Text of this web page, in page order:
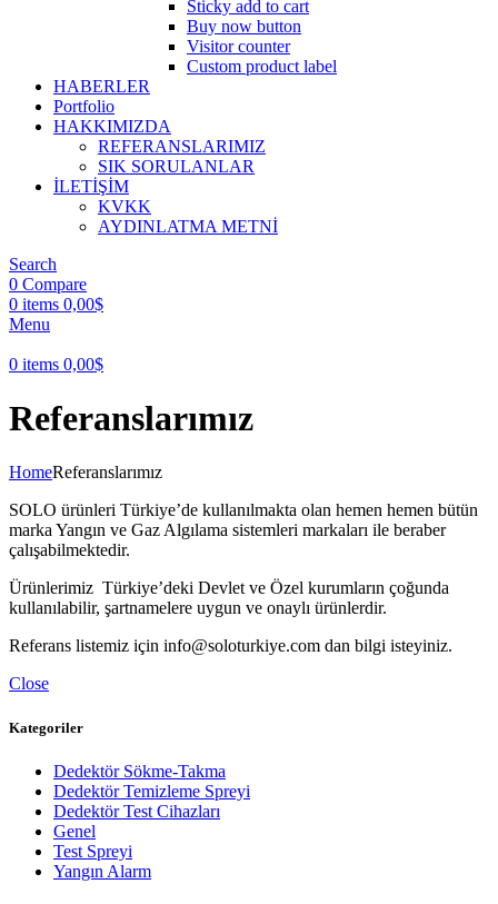
Sticky add to cart
Buy now button
Visitor counter
Custom product label
HABERLER
Portfolio
HAKKIMIZDA
REFERANSLARIMIZ
SIK SORULANLAR
İLETİŞİM
KVKK
AYDINLATMA METNİ
Search
0 Compare
0 items 0,00$
Menu
0 items 0,00$
Referanslarımız
HomeReferanslarımız
SOLO ürünleri Türkiye’de kullanılmakta olan hemen hemen bütün
marka Yangın ve Gaz Algılama sistemleri markaları ile beraber
çalışabilmektedir.
Ürünlerimiz Türkiye’deki Devlet ve Özel kurumların çoğunda
kullanılabilir, şartnamelere uygun ve onaylı ürünlerdir.
Referans listemiz için info@soloturkiye.com dan bilgi isteyiniz.
Close
Kategoriler
Dedektör Sökme-Takma
Dedektör Temizleme Spreyi
Dedektör Test Cihazları
Genel
Test Spreyi
Yangın Alarm